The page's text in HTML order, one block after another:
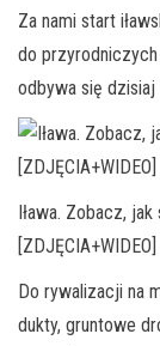
Za nami start
do
odbywa się
Iława. Zobacz,
[ZDJĘCIA+WIDEO]
Do rywalizacji na
dukty, gruntowe